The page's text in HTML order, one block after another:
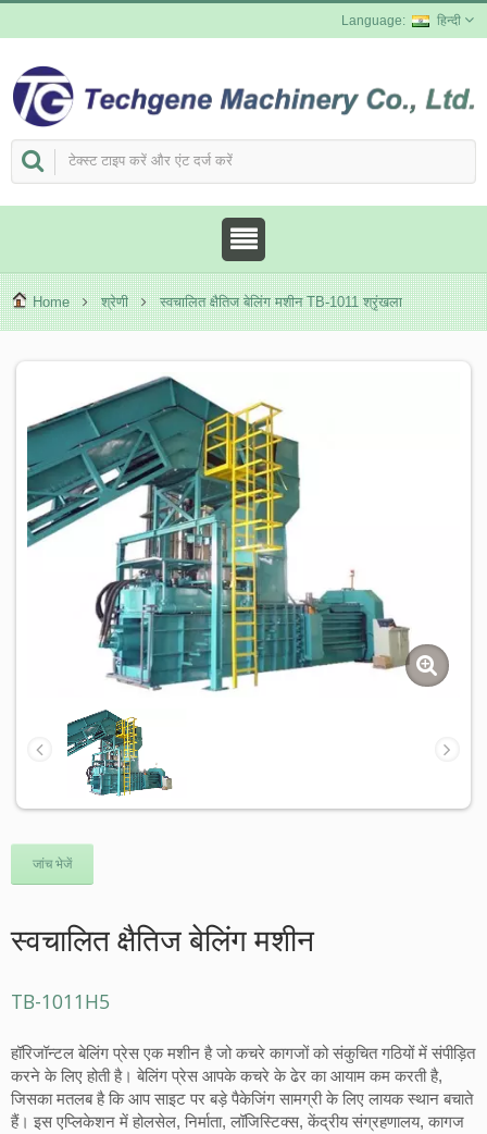
हिन्दी
Home श्रेणी स्वचालित क्षैतिज बेलिंग मशीन TB-1011 श्रृंखला
जांच भेजें
स्वचालित क्षैतिज बेलिंग मशीन
TB-1011H5
हॉरिजॉन्टल बेलिंग प्रेस एक मशीन है जो कचरे कागजों को संकुचित गठियों में संपीड़ित
करने के लिए होती है। बेलिंग प्रेस आपके कचरे के ढेर का आयाम कम करती है,
जिसका मतलब है कि आप साइट पर बड़े पैकेजिंग सामग्री के लिए लायक स्थान बचाते
हैं। इस एप्लिकेशन में होलसेल, निर्माता, लॉजिस्टिक्स, केंद्रीय संग्रहणालय, कागज